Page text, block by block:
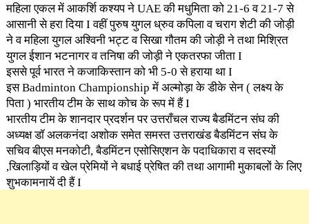
महिला एकल में आकर्शि कश्यप ने UAE की मधुमिता को 21-6 व 21-7 से
आसानी से हरा दिया I वहीं पुरुष युगल ध्रुव कपिला व चराग शेटी की जोड़ी
ने व महिला युगल अश्विनी भट्ट व सिखा गौतम की जोड़ी ने तथा मिश्रित
युगल ईशान भटनागर व तनिषा की जोड़ी ने एकतरफा जीता I
इससे पूर्व भारत ने कजाकिस्तान को भी 5-0 से हराया था I
इस Badminton Championship में अल्मोड़ा के डीके सेन ( लक्ष्य के
पिता ) भारतीय टीम के साथ कोच के रूप में हैं I
भारतीय टीम के शानदार प्रदर्शन पर उत्तराँचल राज्य बैडमिंटन संघ की
अध्यक्ष डॉ अलकनंदा अशोक समेत समस्त उत्तराखंड बैडमिंटन संघ के
सचिव बीएस मनकोटी, बैडमिंटन एसोसिएशन के पदाधिकारा व सदस्यों
,खिलाड़ियों व खेल प्रेमियों ने बधाई प्रेषित की तथा आगामी मुकाबलों के लिए
शुभकामनायें दी हैं I